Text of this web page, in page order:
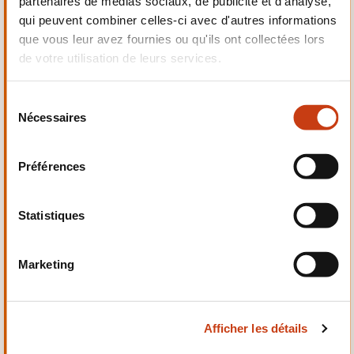
qui peuvent combiner celles-ci avec d'autres informations
que vous leur avez fournies ou qu'ils ont collectées lors
de votre utilisation de leurs services.
Nécessaires
Préférences
Statistiques
Marketing
Afficher les détails
Electrotechnique,
Automatismes